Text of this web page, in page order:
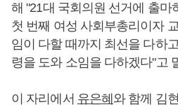
해 "21대 국회의원 선거에 출마
첫 번째 여성 사회부총리이자
임이 다할 때까지 최선을 다하
령을 도와 소임을 다하겠다"고
이 자리에서 유은혜 와 함께 김